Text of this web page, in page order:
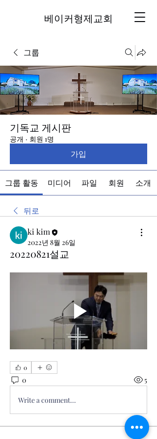
베이커형제교회
그룹
기독교 게시판
공개 · 회원 1명
가입
그룹 활동 미디어 파일 회원 소개
뒤로
ki kim
2022년 8월 26일
20220821설교
0
0 5
Write a comment...